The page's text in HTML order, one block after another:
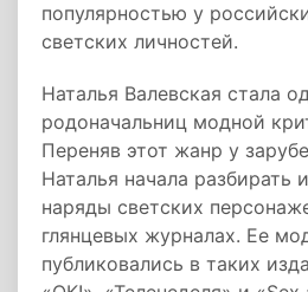
популярностью у
светских личностей.
Наталья Валевская стала
родоначальниц модной
Переняв этот жанр у
Наталья начала разбирать
наряды светских
глянцевых журналах. Ее
публиковались в таких